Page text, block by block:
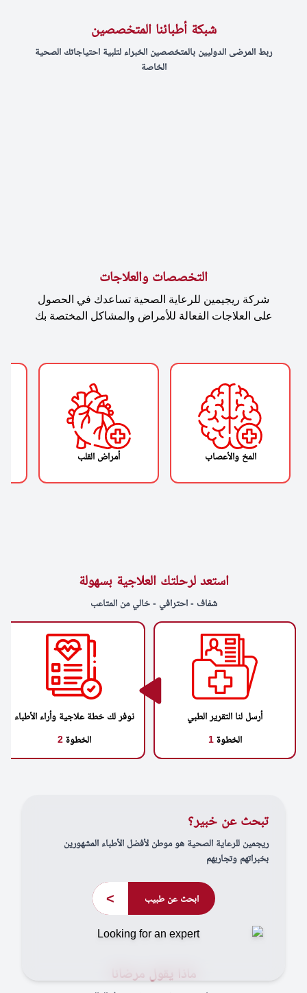
شبكة أطبائنا المتخصصين
ربط المرضى الدوليين بالمتخصصين الخبراء لتلبية احتياجاتك الصحية
الخاصة
التخصصات والعلاجات
شركة ريجيمين للرعاية الصحية تساعدك في الحصول
على العلاجات الفعالة للأمراض والمشاكل المختصة بك
المخ والأعصاب أمراض القلب
استعد لرحلتك العلاجية بسهولة
شفاف - احترافي - خالي من المتاعب
أرسل لنا التقرير الطبي
الخطوة1
نوفر لك خطة علاجية وأراء الأطباء
الخطوة2
تبحث عن خبير؟
ريجمين للرعاية الصحية هو موطن لأفضل الأطباء المشهورين
بخبراتهم وتجاربهم
ابحث عن طبيب >
ماذا يقول مرضانا